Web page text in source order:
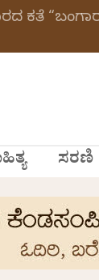
ಕತೆ
ಸರಣಿ